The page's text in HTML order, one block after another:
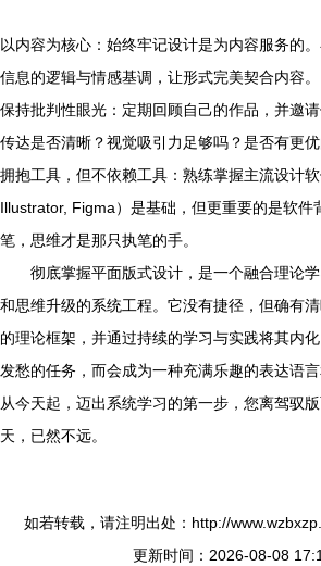
以内容为核心：始终牢记设计是为内容服务的
信息的逻辑与情感基调，让形式完美契合内容。
保持批判性眼光：定期回顾自己的作品，并邀
传达是否清晰？视觉吸引力足够吗？是否有更
拥抱工具，但不依赖工具：熟练掌握主流设计
Illustrator, Figma）是基础，但更重要的是软件
笔，思维才是那只执笔的手。
彻底掌握平面版式设计，是一个融合理论
和思维升级的系统工程。它没有捷径，但确有
的理论框架，并通过持续的学习与实践将其内
发愁的任务，而会成为一种充满乐趣的表达语
从今天起，迈出系统学习的第一步，您离驾驭
天，已然不远。
如若转载，请注明出处：http://
更新时间：2026-08-08